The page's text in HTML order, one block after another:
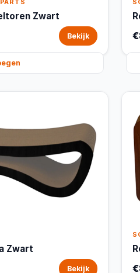
Zwart
Bekijk
Zwart
Bekijk